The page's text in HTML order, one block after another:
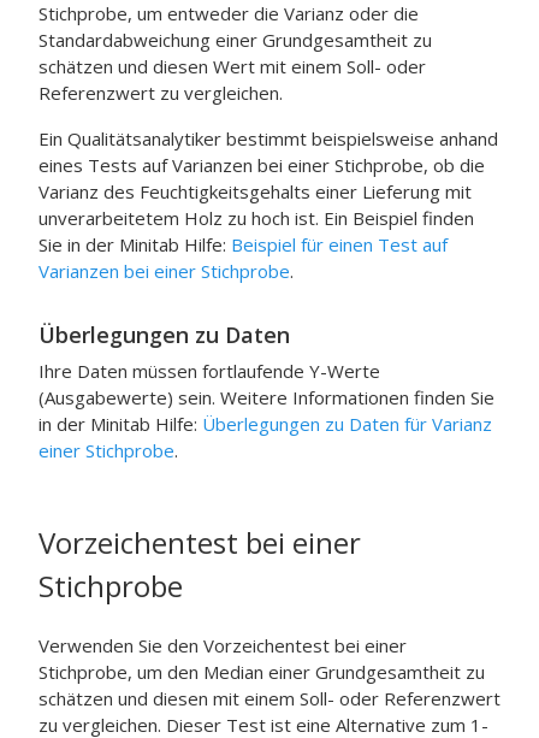
Stichprobe, um entweder die Varianz oder die
Standardabweichung einer Grundgesamtheit zu
schätzen und diesen Wert mit einem Soll- oder
Referenzwert zu vergleichen.
Ein Qualitätsanalytiker bestimmt beispielsweise anhand
eines Tests auf Varianzen bei einer Stichprobe, ob die
Varianz des Feuchtigkeitsgehalts einer Lieferung mit
unverarbeitetem Holz zu hoch ist. Ein Beispiel finden
Sie in der Minitab Hilfe: Beispiel für einen Test auf
Varianzen bei einer Stichprobe.
Überlegungen zu Daten
Ihre Daten müssen fortlaufende Y-Werte
(Ausgabewerte) sein. Weitere Informationen finden Sie
in der Minitab Hilfe: Überlegungen zu Daten für Varianz
einer Stichprobe.
Vorzeichentest bei einer
Stichprobe
Verwenden Sie den Vorzeichentest bei einer
Stichprobe, um den Median einer Grundgesamtheit zu
schätzen und diesen mit einem Soll- oder Referenzwert
zu vergleichen. Dieser Test ist eine Alternative zum 1-